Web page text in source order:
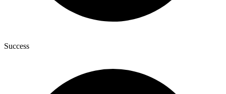
Success